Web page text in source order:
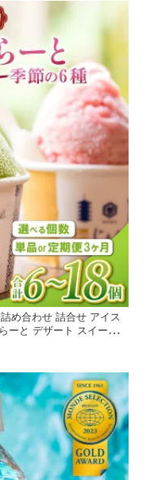
め合わせ 詰合せ アイス
ーと デザート スイーツ
るさと納税アイス ふる
ント 素材 奈良県 奈良市